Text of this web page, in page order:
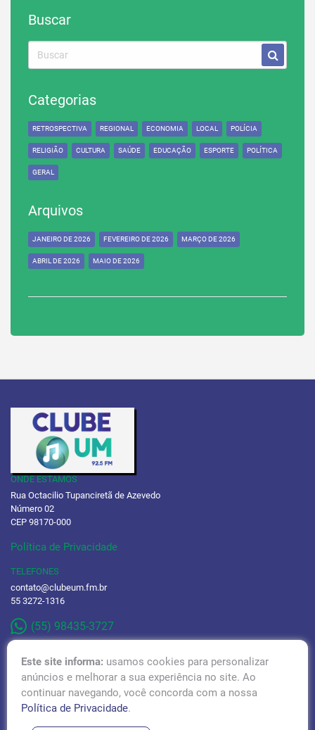
Buscar
Categorias
RETROSPECTIVA REGIONAL ECONOMIA LOCAL POLÍCIA
RELIGIÃO CULTURA SAÚDE EDUCAÇÃO ESPORTE POLÍTICA
GERAL
Arquivos
JANEIRO DE 2026 FEVEREIRO DE 2026 MARÇO DE 2026
ABRIL DE 2026 MAIO DE 2026
ONDE ESTAMOS
Rua Octacilio Tupanciretã de Azevedo
Número 02
CEP 98170-000
Política de Privacidade
TELEFONES
contato@clubeum.fm.br
55 3272-1316
(55) 98435-3727
Este site informa: usamos cookies para personalizar
anúncios e melhorar a sua experiência no site. Ao
continuar navegando, você concorda com a nossa
Política de Privacidade.